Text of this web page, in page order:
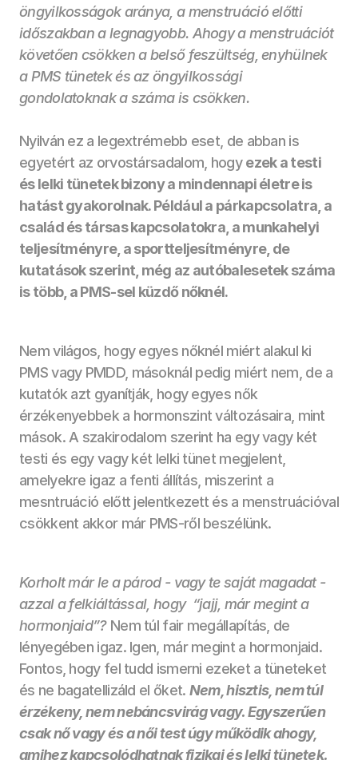
öngyilkosságok aránya, a menstruáció előtti
időszakban a legnagyobb. Ahogy a menstruációt
követően csökken a belső feszültség, enyhülnek
a PMS tünetek és az öngyilkossági
gondolatoknak a száma is csökken.
Nyilván ez a legextrémebb eset, de abban is
egyetért az orvostársadalom, hogy ezek a testi
és lelki tünetek bizony a mindennapi életre is
hatást gyakorolnak. Például a párkapcsolatra, a
család és társas kapcsolatokra, a munkahelyi
teljesítményre, a sportteljesítményre, de
kutatások szerint, még az autóbalesetek száma
is több, a PMS-sel küzdő nőknél.
Nem világos, hogy egyes nőknél miért alakul ki
PMS vagy PMDD, másoknál pedig miért nem, de a
kutatók azt gyanítják, hogy egyes nők
érzékenyebbek a hormonszint változásaira, mint
mások. A szakirodalom szerint ha egy vagy két
testi és egy vagy két lelki tünet megjelent,
amelyekre igaz a fenti állítás, miszerint a
mesntruáció előtt jelentkezett és a menstruációval
csökkent akkor már PMS-ről beszélünk.
Korholt már le a párod - vagy te saját magadat -
azzal a felkiáltással, hogy  “jajj, már megint a
hormonjaid”? Nem túl fair megállapítás, de
lényegében igaz. Igen, már megint a hormonjaid.
Fontos, hogy fel tudd ismerni ezeket a tüneteket
és ne bagatellizáld el őket. Nem, hisztis, nem túl
érzékeny, nem nebáncsvirág vagy. Egyszerűen
csak nő vagy és a női test úgy működik ahogy,